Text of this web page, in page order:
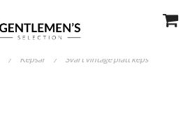
/ Kepsar / Svart vintage platt keps